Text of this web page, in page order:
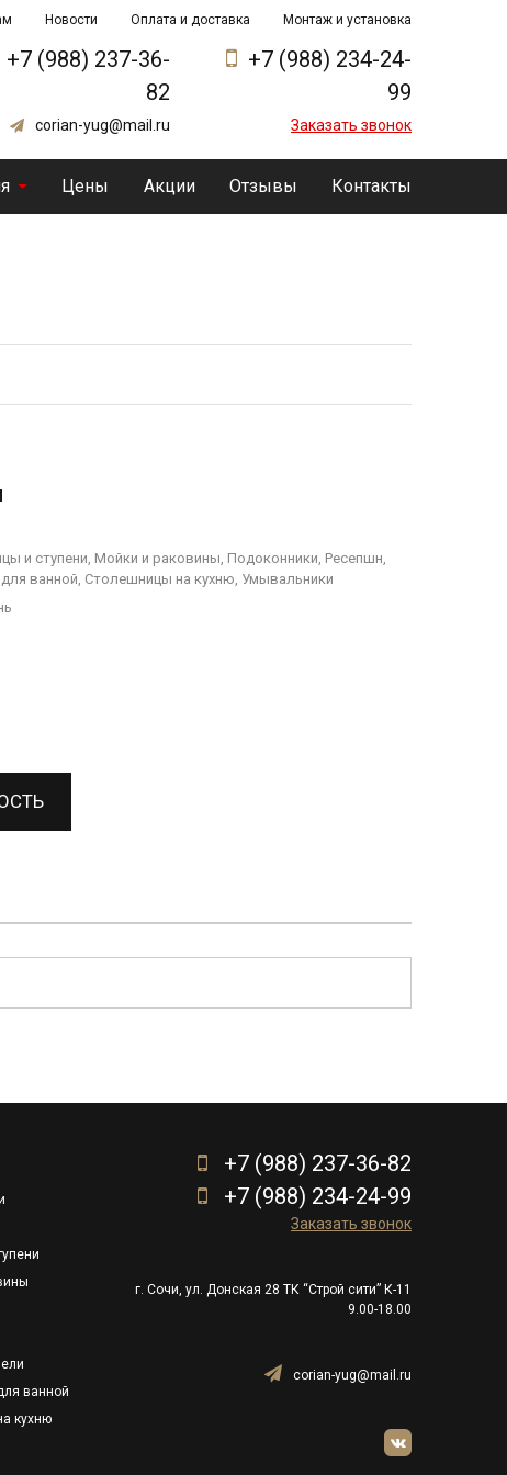
Новости Оплата и доставка Монтаж и установка
+7 (988) 237-36-
82
corian-yug@mail.ru
+7 (988) 234-24-
99
Заказать звонок
Цены Акции Отзывы Контакты
и ступени, Мойки и раковины, Подоконники, Ресепшн,
ванной, Столешницы на кухню, Умывальники
ванной
кухню
+7 (988) 237-36-82
+7 (988) 234-24-99
Заказать звонок
г. Сочи, ул. Донская 28 ТК “Строй сити” К-11
9.00-18.00
corian-yug@mail.ru